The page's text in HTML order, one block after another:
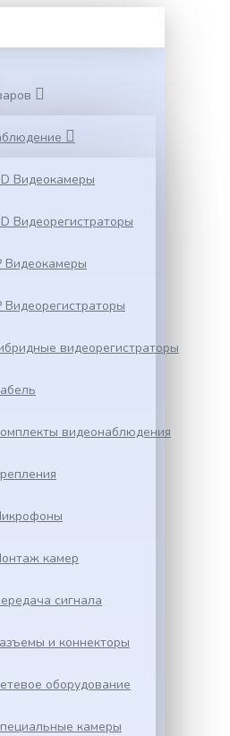
Видеокамеры
Видеорегистраторы
Видеокамеры
Видеорегистраторы
видеорегистраторы
видеонаблюдения
камер
сигнала
и коннекторы
оборудование
камеры